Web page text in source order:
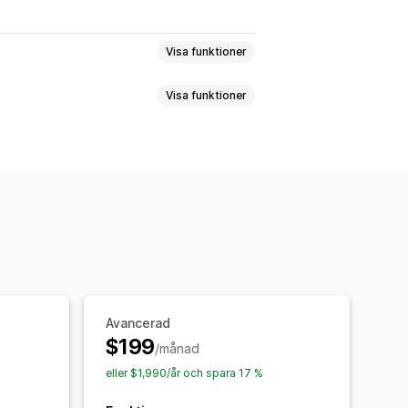
Visa funktioner
Visa funktioner
Avancerad
$199/månad
eller $1,990/år och spara 17 %